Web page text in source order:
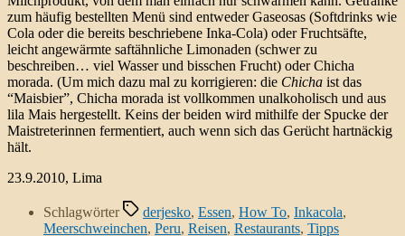
zum häufig bestellten Menü sind entweder Gaseosas (Softdrinks wie
Cola oder die bereits beschriebene Inka-Cola) oder Fruchtsäfte,
leicht angewärmte saftähnliche Limonaden (schwer zu
beschreiben… viel Wasser und bisschen Frucht) oder Chicha
morada. (Um mich dazu mal zu korrigieren: die Chicha ist das
“Maisbier”, Chicha morada ist vollkommen unalkoholisch und aus
lila Mais hergestellt. Keins der beiden wird mithilfe der Spucke der
Maistreterinnen fermentiert, auch wenn sich das Gerücht hartnäckig
hält.
23.9.2010, Lima
Schlagwörter derjesko, Essen, How To, Inkacola,
Meerschweinchen, Peru, Reisen, Restaurants, Tipps